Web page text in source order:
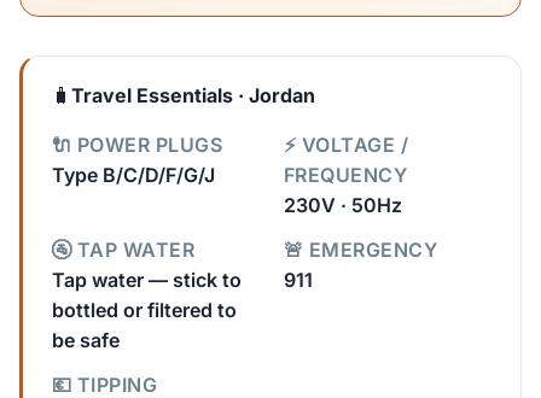
🧳 Travel Essentials · Jordan
🔌 POWER PLUGS
Type B/C/D/F/G/J
⚡ VOLTAGE /
FREQUENCY
230V · 50Hz
🚰 TAP WATER
Tap water — stick to
bottled or filtered to
be safe
🚨 EMERGENCY
911
💶 TIPPING